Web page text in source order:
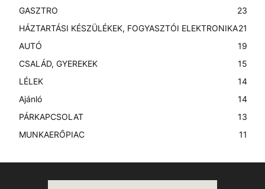
GASZTRO
23
HÁZTARTÁSI KÉSZÜLÉKEK, FOGYASZTÓI ELEKTRONIKA21
AUTÓ
19
CSALÁD, GYEREKEK
15
LÉLEK
14
Ajánló
14
PÁRKAPCSOLAT
13
MUNKAERŐPIAC
11